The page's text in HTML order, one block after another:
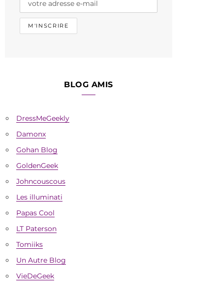
BLOG AMIS
DressMeGeekly
Damonx
Gohan Blog
GoldenGeek
Johncouscous
Les illuminati
Papas Cool
LT Paterson
Tomiiks
Un Autre Blog
VieDeGeek